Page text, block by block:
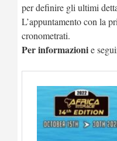
per definire gli ultimi
L’appuntamento con la
cronometrati.
Per informazionie